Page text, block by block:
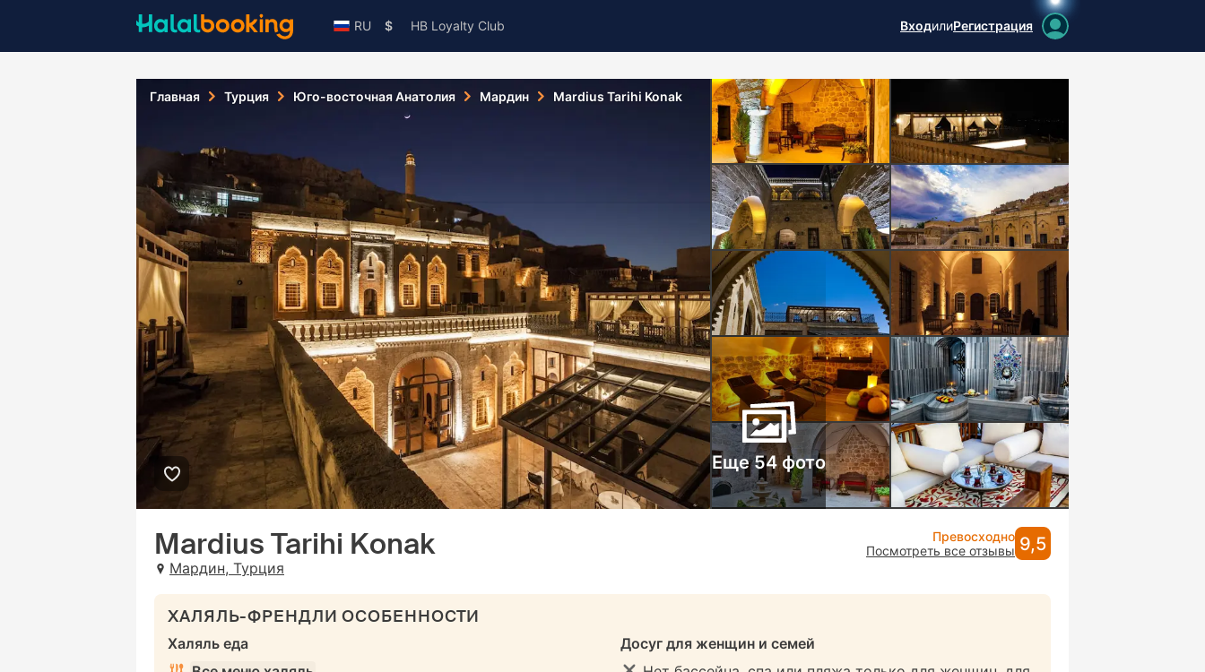
RU $ HB Loyalty Club ВходилиРегистрация
Главная Турция Юго-восточная Анатолия Мардин Mardius Tarihi Konak
Еще 54 фото
Mardius Tarihi Konak
Мардин, Турция
Превосходно
Посмотреть все отзывы 9,5
ХАЛЯЛЬ-ФРЕНДЛИ ОСОБЕННОСТИ
Халяль еда
Досуг для женщин и семей